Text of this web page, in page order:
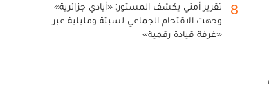
8
تقرير أمني يكشف المستور: «أيادي جزائرية»
وجهت الاقتحام الجماعي لسبتة ومليلية عبر
«غرفة قيادة رقمية»